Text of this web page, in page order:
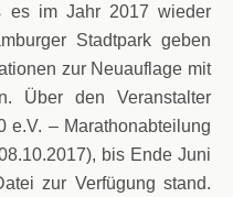
es im Jahr 2017 wieder
Stadtpark geben
zur Neuauflage mit
Über den Veranstalter
e.V. – Marathonabteilung
bis Ende Juni
zur Verfügung stand.